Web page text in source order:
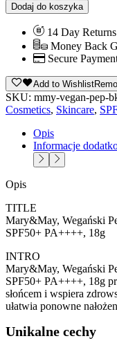
Dodaj do koszyka
14 Day Returns
Money Back
Secure
Add to Wishlist
SKU: mmy-vegan-pep-
Cosmetics, Skincare,
Opis
Informacje
Opis
TITLE
Mary&May, Wegański
SPF50+ PA++++, 18g
INTRO
Mary&May, Wegański
SPF50+ PA++++, 18g
słońcem i wspiera
ułatwia ponowne
Unikalne cechy